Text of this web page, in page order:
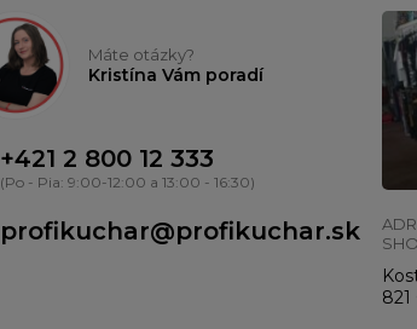
Máte otázky?
Kristína Vám poradí
+421 2 800 12 333
(Po - Pia: 9:00-12:00 a 13:00 - 16:30)
profikuchar@profikuchar.sk